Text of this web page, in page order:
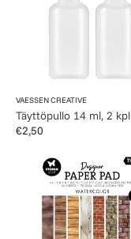
Myyjä:
VAESSEN CREATIVE
Täyttöpullo 14 ml, 2 kpl
Normaalihinta
€2,50
Paperilehtiö